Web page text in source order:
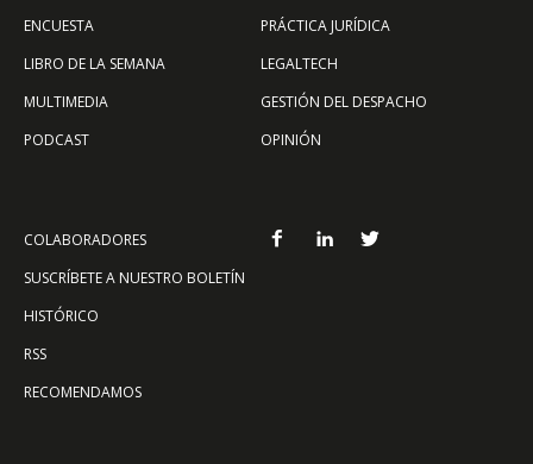
ENCUESTA
LIBRO DE LA SEMANA
MULTIMEDIA
PODCAST
PRÁCTICA JURÍDICA
LEGALTECH
GESTIÓN DEL DESPACHO
OPINIÓN
COLABORADORES
SUSCRÍBETE A NUESTRO BOLETÍN
HISTÓRICO
RSS
RECOMENDAMOS